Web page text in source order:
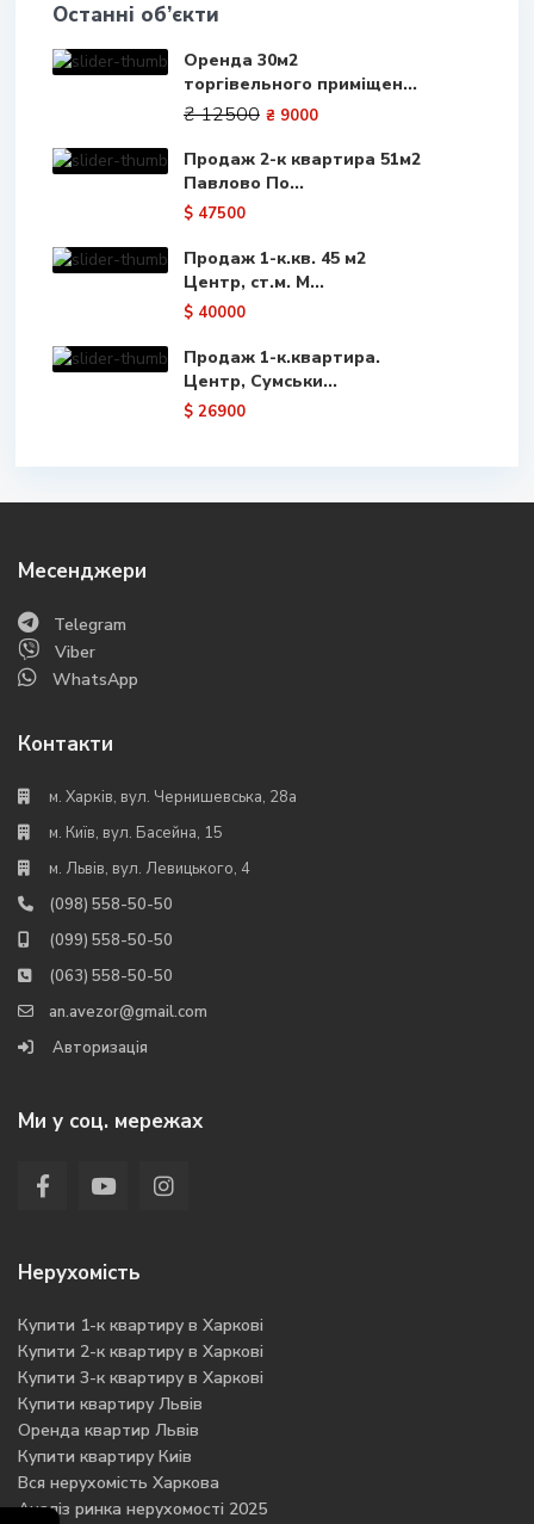
Останні об’єкти
Оренда 30м2
торгівельного приміщен...
₴ 12500 ₴ 9000
Продаж 2-к квартира 51м2
Павлово По...
$ 47500
Продаж 1-к.кв. 45 м2
Центр, ст.м. М...
$ 40000
Продаж 1-к.квартира.
Центр, Сумськи...
$ 26900
Месенджери
Telegram
Viber
WhatsApp
Контакти
м. Харків, вул. Чернишевська, 28а
м. Київ, вул. Басейна, 15
м. Львів, вул. Левицького, 4
(098) 558-50-50
(099) 558-50-50
(063) 558-50-50
an.avezor@gmail.com
Авторизація
Ми у соц. мережах
Нерухомість
Купити 1-к квартиру в Харкові
Купити 2-к квартиру в Харкові
Купити 3-к квартиру в Харкові
Купити квартиру Львів
Оренда квартир Львів
Купити квартиру Киів
Вся нерухомість Харкова
Аналіз ринка нерухомості 2025